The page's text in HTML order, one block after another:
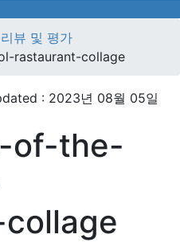
뷰 및 평가
rastaurant-collage
: 2023년 08월 05일
of-the-